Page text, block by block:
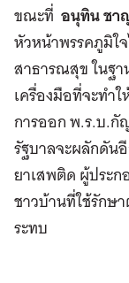
ขณะที่ อนุทิน ชา
หัวหน้าพรรคภูมิใ
สาธารณสุข ในฐ
เครื่องมือที่จะทำ
การออก พ.ร.บ.
รัฐบาลจะผลักดัน
ยาเสพติด ผู้ประก
ชาวบ้านที่ใช้รักษ
ระทบ